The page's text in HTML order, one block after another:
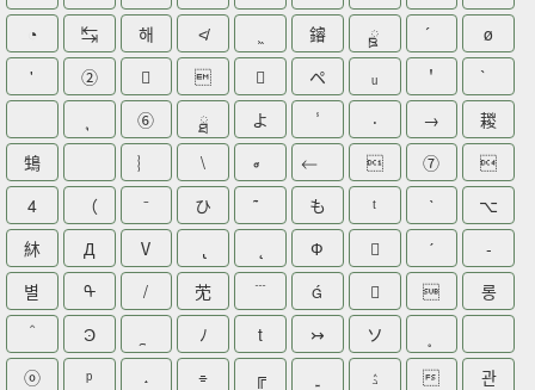
◔
↹ 해 ≮ 䥧 ྛ
ø
'
②    ペ ᵤ
＇
⑥
ྠ よ ⸳ →
䎫
䲼
︴ \  ⑦

4
（ ⁻ ひ も ᵗ ˋ
⌥
䊾
Д Ⅴ Ф  ˊ
‑
별
ᠲ / 䒞 ﹉   
롱
＾
Ͽ ﾉ t ↣
ソ
ⓞ
ᵖ ˔ ⌯ ╔ ۮ
관